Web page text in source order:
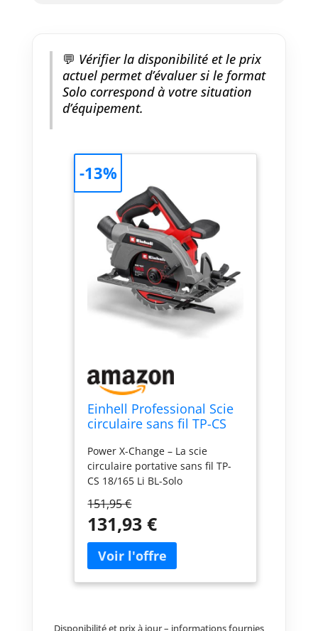
💬 Vérifier la disponibilité et le prix
actuel permet d’évaluer si le format
Solo correspond à votre situation
d’équipement.
Einhell Professional Scie
circulaire sans fil TP-CS
Power X-Change – La scie
circulaire portative sans fil TP-
CS 18/165 Li BL-Solo
gamme Power X-Change dans
laquelle les batteries, chargeurs
et appareils sont combinables.
Brushless – Le puissant moteur
sans charbon à faible entretien
délivre une puissance maximale
151,95 €
131,93 €
-13%
Disponibilité et prix à jour – informations fournies